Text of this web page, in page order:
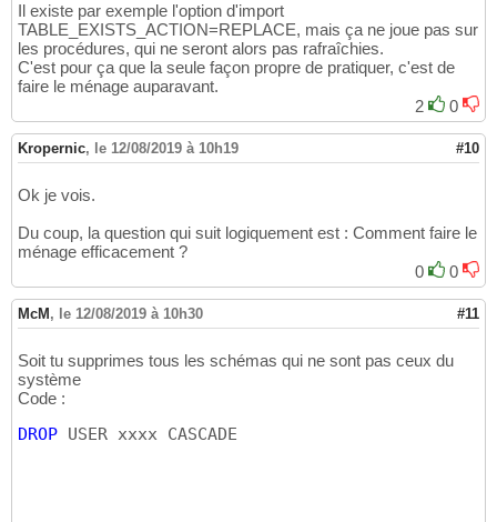
Il existe par exemple l'option d'import
TABLE_EXISTS_ACTION=REPLACE, mais ça ne joue pas sur
les procédures, qui ne seront alors pas rafraîchies.
C'est pour ça que la seule façon propre de pratiquer, c'est de
faire le ménage auparavant.
2
0
Kropernic, le 12/08/2019 à 10h19 #10
Ok je vois.
Du coup, la question qui suit logiquement est : Comment faire le
ménage efficacement ?
0
0
McM , le 12/08/2019 à 10h30 #11
Soit tu supprimes tous les schémas qui ne sont pas ceux du
système
Code :
DROP USER xxxx CASCADE